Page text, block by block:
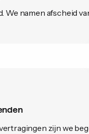
We namen afscheid
zijn we